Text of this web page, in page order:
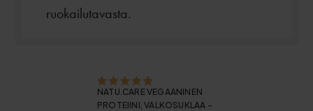
ruokailutavasta.
NATU.CARE VEGAANINEN
PROTEIINI, VALKOSUKLAA -